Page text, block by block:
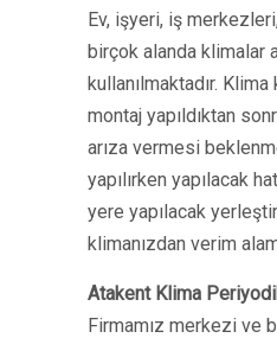
Ev, işyeri, iş
birçok alanda klimalar
kullanılmaktadır. Klima
montaj yapıldıktan
arıza vermesi
yapılırken yapılacak
yere yapılacak
klimanızdan verim
Atakent Klima
Firmamız merkezi ve